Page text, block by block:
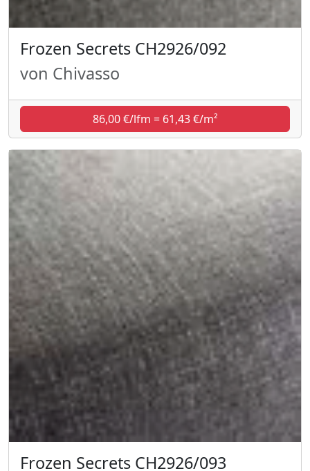
Frozen Secrets CH2926/092
von Chivasso
86,00 €/lfm = 61,43 €/m²
Frozen Secrets CH2926/093